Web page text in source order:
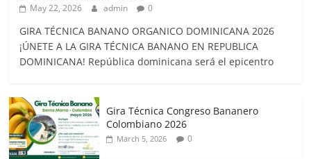
May 22, 2026 admin 0
GIRA TÉCNICA BANANO ORGANICO DOMINICANA 2026
¡ÚNETE A LA GIRA TÉCNICA BANANO EN REPUBLICA
DOMINICANA! República dominicana será el epicentro
Gira Técnica Congreso Bananero
Colombiano 2026
March 5, 2026 0